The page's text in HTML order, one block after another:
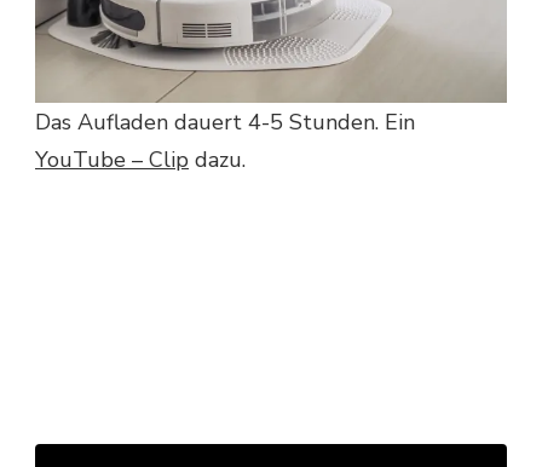
Das Aufladen dauert 4-5 Stunden. Ein
YouTube – Clip dazu.